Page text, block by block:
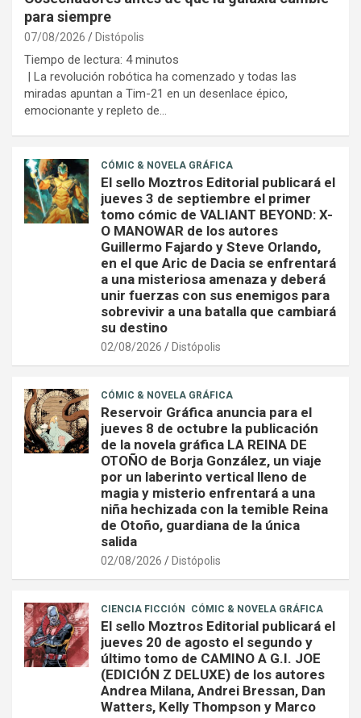
para siempre
07/08/2026 Distópolis
Tiempo de lectura: 4 minutos
| La revolución robótica ha comenzado y todas las
miradas apuntan a Tim-21 en un desenlace épico,
emocionante y repleto de…
CÓMIC & NOVELA GRÁFICA
El sello Moztros Editorial publicará el
jueves 3 de septiembre el primer
tomo cómic de VALIANT BEYOND: X-
O MANOWAR de los autores
Guillermo Fajardo y Steve Orlando,
en el que Aric de Dacia se enfrentará
a una misteriosa amenaza y deberá
unir fuerzas con sus enemigos para
sobrevivir a una batalla que cambiará
su destino
02/08/2026 Distópolis
CÓMIC & NOVELA GRÁFICA
Reservoir Gráfica anuncia para el
jueves 8 de octubre la publicación
de la novela gráfica LA REINA DE
OTOÑO de Borja González, un viaje
por un laberinto vertical lleno de
magia y misterio enfrentará a una
niña hechizada con la temible Reina
de Otoño, guardiana de la única
salida
02/08/2026 Distópolis
CIENCIA FICCIÓN CÓMIC & NOVELA GRÁFICA
El sello Moztros Editorial publicará el
jueves 20 de agosto el segundo y
último tomo de CAMINO A G.I. JOE
(EDICIÓN Z DELUXE) de los autores
Andrea Milana, Andrei Bressan, Dan
Watters, Kelly Thompson y Marco